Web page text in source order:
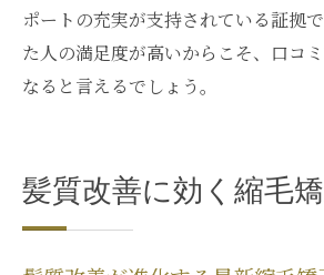
ポートの充実が支持されている証拠
た人の満足度が高いからこそ、口コ
なると言えるでしょう。
髪質改善に効く縮毛